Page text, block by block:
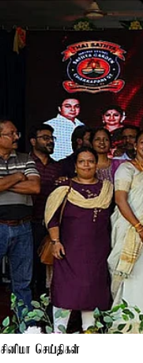
சினிமா செய்திகள்